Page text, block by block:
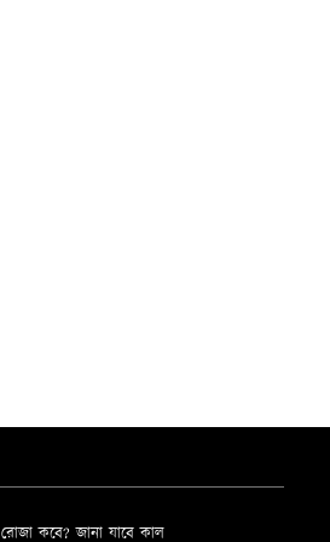
রোজা কবে? জানা যাবে কাল